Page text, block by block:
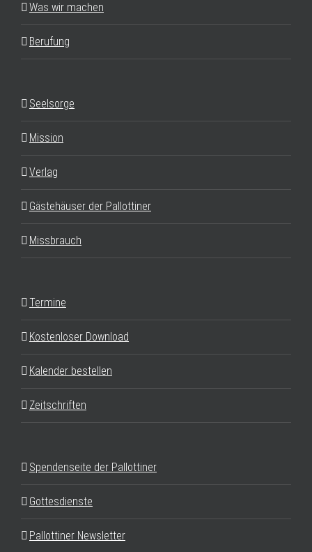
Was wir machen
Berufung
Seelsorge
Mission
Verlag
Gästehäuser der Pallottiner
Missbrauch
Termine
Kostenloser Download
Kalender bestellen
Zeitschriften
Spendenseite der Pallottiner
Gottesdienste
Pallottiner Newsletter